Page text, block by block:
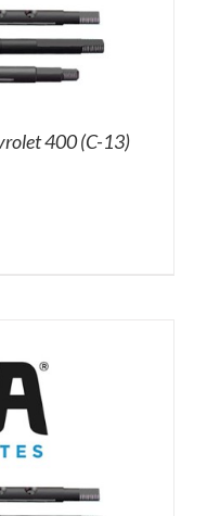
400 (C-13)